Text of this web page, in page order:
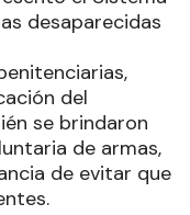
desaparecidas
del
se brindaron
de armas,
de evitar que